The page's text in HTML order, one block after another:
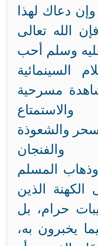
دعاك لهذا
الله تعالى
وسلم أحب
السينمائية
مسرحية
والشعوذة
المسلم
الذين
حرام، بل
يخبرون به،